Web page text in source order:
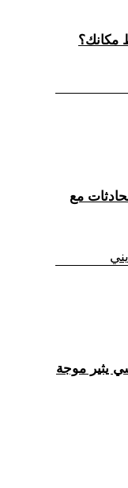
مع
يثير موجة